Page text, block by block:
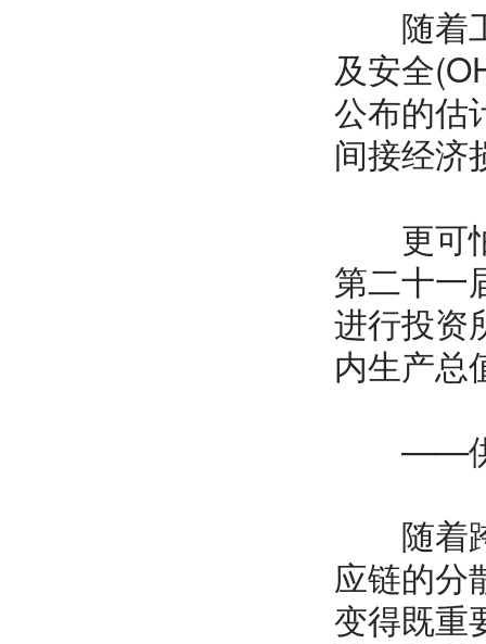
随着工
及安全
公布的估
间接经济
更可怕
第二十一
进行投资
内生产总
——
随着跨
应链的分
变得既重